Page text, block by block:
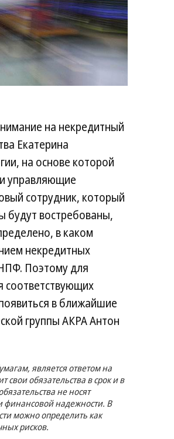
на некредитный
Екатерина
на основе которой
управляющие
сотрудник, который
будут востребованы,
в каком
некредитных
Поэтому для
соответствующих
в ближайшие
группы АКРА Антон
является ответом на
обязательства в срок и в
не носят
финансовой надежности. В
можно определить как
рисков.